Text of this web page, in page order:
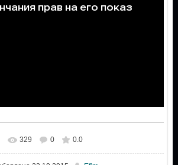
329 0 0.0